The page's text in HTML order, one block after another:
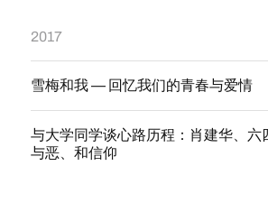
2017
雪梅和我 — 回忆我们的青春与爱情
与大学同学谈心路历程：肖建华、六
与恶、和信仰